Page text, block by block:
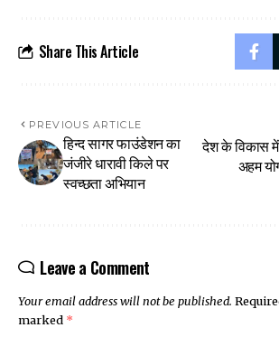
Share This Article
PREVIOUS ARTICLE
हिन्द सागर फाउंडेशन का
जंजीरे धारावी किले पर
स्वच्छता अभियान
देश के विकास
अहम
Leave a Comment
Your email address will not be published.
marked *